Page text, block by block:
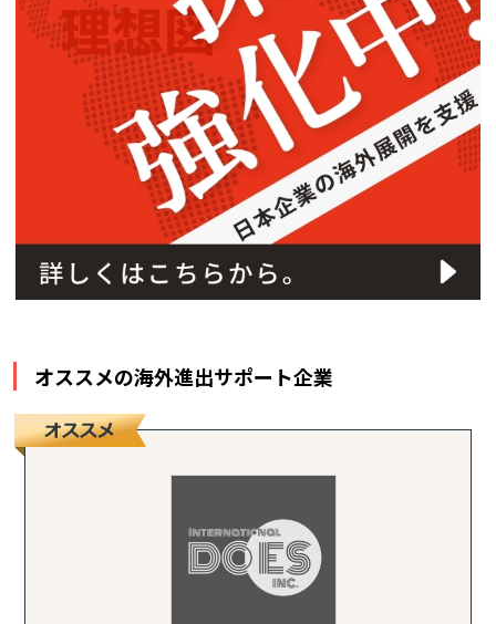
オススメの海外進出サポート企業